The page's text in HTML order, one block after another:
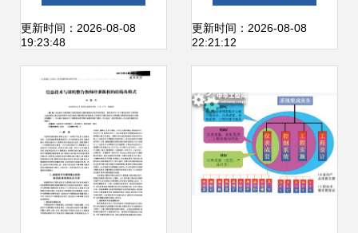
析
更新时间：2026-08-08
19:23:48
速监测
更新时间：2026-08-08
22:21:12